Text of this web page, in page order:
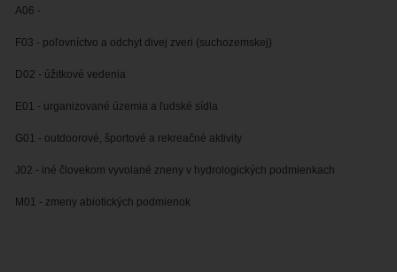
A06 -
F03 - poľovníctvo a odchyt divej zveri (suchozemskej)
D02 - úžitkové vedenia
E01 - urganizované územia a ľudské sídla
G01 - outdoorové, športové a rekreačné aktivity
J02 - iné človekom vyvolané zneny v hydrologických podmienkach
M01 - zmeny abiotických podmienok